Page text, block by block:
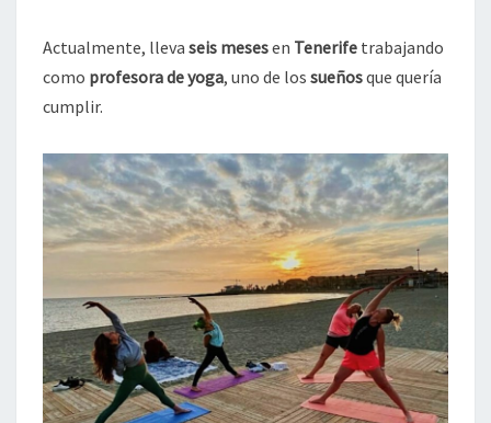
Actualmente, lleva seis mesesen Tenerife trabajando
como profesora de yoga, uno de los sueñosque quería
cumplir.